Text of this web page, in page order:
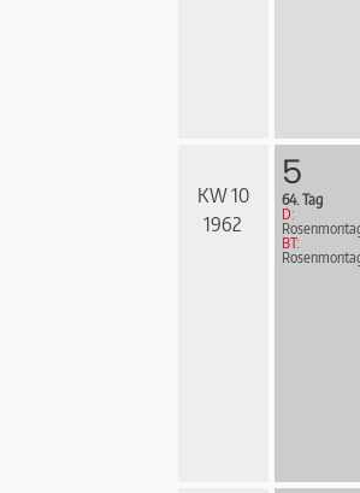
KW 10
1962
5
64. Tag
D:
BT: